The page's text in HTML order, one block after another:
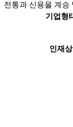
전통과 신용을 계승
기업형
인재상